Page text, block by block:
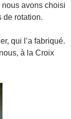
avons choisi
de rotation.
qui l’a fabriqué.
à la Croix